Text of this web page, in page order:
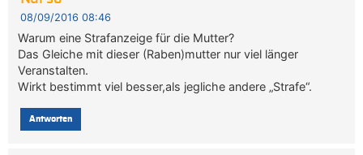
08/09/2016 08:46
Warum eine Strafanzeige für die Mutter?
Das Gleiche mit dieser (Raben)mutter nur viel länger
Veranstalten.
Wirkt bestimmt viel besser,als jegliche andere „Strafe“.
Antworten